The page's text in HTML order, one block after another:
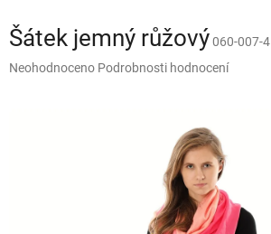
Šátek jemný růžový060-007-4
Průměrné
Neohodnoceno Podrobnosti hodnocení